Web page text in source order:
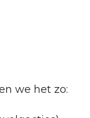
we het zo: